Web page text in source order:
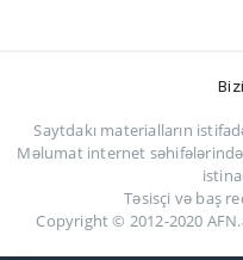
Saytdakı materialların
Məlumat internet
Təsisçi və baş
Copyright © 2012-2020